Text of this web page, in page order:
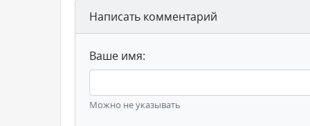
Написать комментарий
Ваше имя:
Можно не указывать